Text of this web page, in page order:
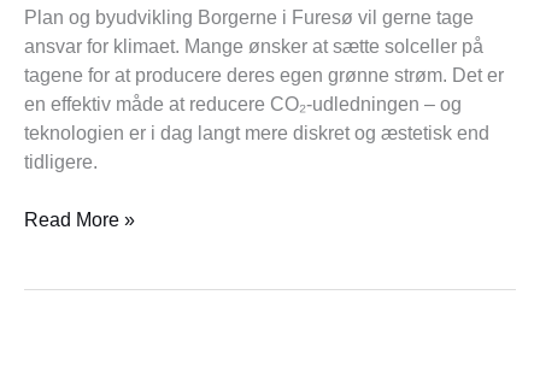
Plan og byudvikling Borgerne i Furesø vil gerne tage
ansvar for klimaet. Mange ønsker at sætte solceller på
tagene for at producere deres egen grønne strøm. Det er
en effektiv måde at reducere CO₂-udledningen – og
teknologien er i dag langt mere diskret og æstetisk end
tidligere.
solceller
Read More »